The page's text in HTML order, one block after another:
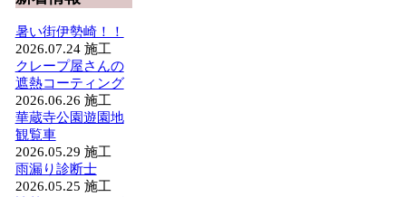
暑い街伊勢崎！！
2026.07.24 施工
クレープ屋さんの
遮熱コーティング
2026.06.26 施工
華蔵寺公園遊園地
観覧車
2026.05.29 施工
雨漏り診断士
2026.05.25 施工